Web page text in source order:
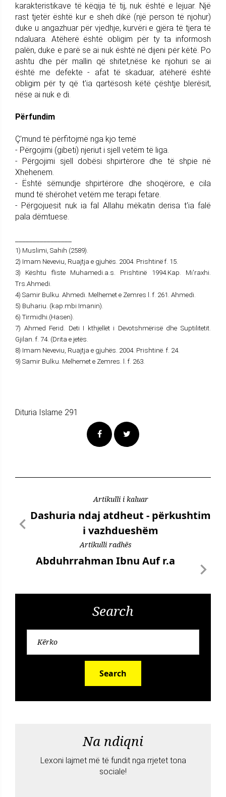
karakteristikave të këqija të tij, nuk është e lejuar. Një
rast tjetër është kur e sheh dikë (një person të njohur)
duke u angazhuar për vjedhje, kurvëri e gjëra të tjera të
ndaluara. Atëherë është obligim për ty ta informosh
palën, duke e parë se ai nuk është në dijeni për këtë. Po
ashtu dhe për mallin që shitet,nëse ke njohuri se ai
është me defekte - afat të skaduar, atëherë është
obligim për ty që t'ia qartësosh këtë çështje blerësit,
nëse ai nuk e di.
Përfundim
Ç'mund të përfitojmë nga kjo temë
- Përgojimi (gibeti) njeriut i sjell vetëm të liga.
- Përgojimi sjell dobësi shpirtërore dhe të shpie në
Xhehenem.
- Është sëmundje shpirtërore dhe shoqërore, e cila
mund të shërohet vetëm me terapi fetare.
- Përgojuesit nuk ia fal Allahu mëkatin derisa t'ia falë
pala dëmtuese.
1) Muslimi, Sahih (2589).
2) Imam Neveviu, Ruajtja e gjuhës. 2004. Prishtinë f. 15.
3) Kështu fliste Muhamedi.a.s. Prishtinë 1994.Kap. Mi'raxhi.
Trs.Ahmedi.
4) Samir Bulku. Ahmedi. Melhemet e Zemres l. f. 261. Ahmedi.
5) Buhariu. (kap.mbi Imanin).
6) Tirmidhi.(Hasen).
7) Ahmed Ferid. Deti I kthjellët i Devotshmërisë dhe Suptilitetit.
Gjilan. f. 74. (Drita e jetës.
8) Imam Neveviu, Ruajtja e gjuhës. 2004. Prishtinë. f. 24.
9) Samir Bulku. Melhemet e Zemres. l. f. 263.
Dituria Islame 291
Artikulli i kaluar
Dashuria ndaj atdheut - përkushtim
i vazhdueshëm
Artikulli radhës
Abduhrrahman Ibnu Auf r.a
Search
Search
Na ndiqni
Lexoni lajmet më të fundit nga rrjetet tona
sociale!